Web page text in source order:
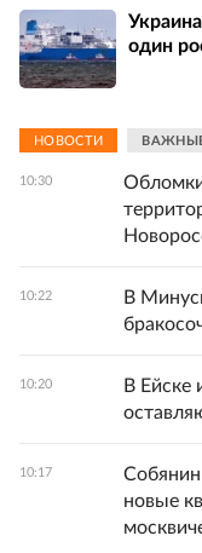
один
НОВОСТИ
10:30
10:22
В
10:20
В Ейске
10:17
новые